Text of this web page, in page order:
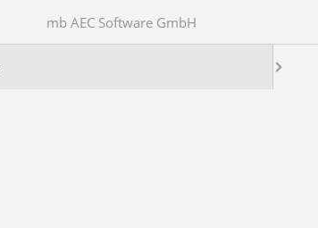
mb AEC Software GmbH